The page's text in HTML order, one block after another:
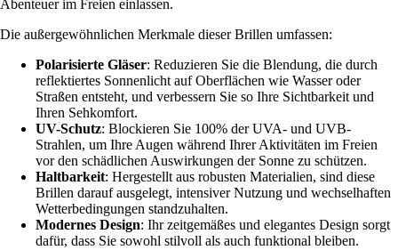
Abenteuer im Freien einlassen.
Die außergewöhnlichen Merkmale dieser Brillen umfassen:
Polarisierte Gläser: Reduzieren Sie die Blendung, die durch
reflektiertes Sonnenlicht auf Oberflächen wie Wasser oder
Straßen entsteht, und verbessern Sie so Ihre Sichtbarkeit und
Ihren Sehkomfort.
UV-Schutz: Blockieren Sie 100% der UVA- und UVB-
Strahlen, um Ihre Augen während Ihrer Aktivitäten im Freien
vor den schädlichen Auswirkungen der Sonne zu schützen.
Haltbarkeit: Hergestellt aus robusten Materialien, sind diese
Brillen darauf ausgelegt, intensiver Nutzung und wechselhaften
Wetterbedingungen standzuhalten.
Modernes Design: Ihr zeitgemäßes und elegantes Design sorgt
dafür, dass Sie sowohl stilvoll als auch funktional bleiben.